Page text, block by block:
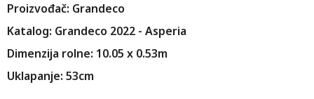
Proizvođač: Grandeco
Katalog: Grandeco 2022 - Asperia
Dimenzija rolne: 10.05 x 0.53m
Uklapanje: 53cm